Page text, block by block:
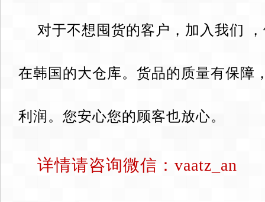
对于不想囤货的客户，加入我们
在韩国的大仓库。货品的质量有保障
利润。您安心您的顾客也放心。
详情请咨询微信： vaatz_an